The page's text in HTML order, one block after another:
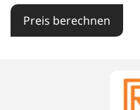
Preis berechnen